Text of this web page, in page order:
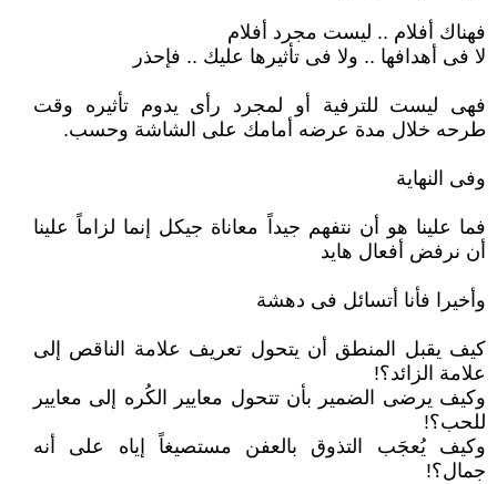
فهناك أفلام .. ليست مجرد أفلام
لا فى أهدافها .. ولا فى تأثيرها عليك .. فإحذر
فهى ليست للترفية أو لمجرد رأى يدوم تأثيره وقت
طرحه خلال مدة عرضه أمامك على الشاشة وحسب.
وفى النهاية
فما علينا هو أن نتفهم جيداً معاناة جيكل إنما لزاماً علينا
أن نرفض أفعال هايد
وأخيرا فأنا أتسائل فى دهشة
كيف يقبل المنطق أن يتحول تعريف علامة الناقص إلى
علامة الزائد؟!
وكيف يرضى الضمير بأن تتحول معايير الكُره إلى معايير
للحب؟!
وكيف يُعجَب التذوق بالعفن مستصيغاً إياه على أنه
جمال؟!